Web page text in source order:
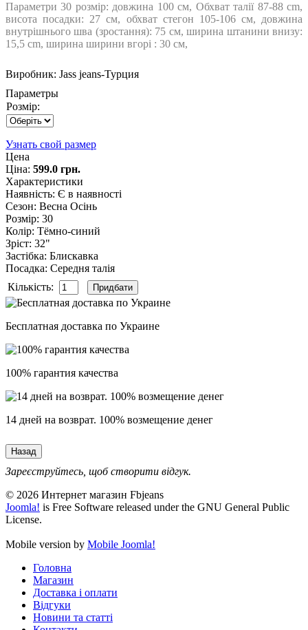
Параметри 30 розмір: довжина 100 см, Обхват талії 87-88 cm,
висота посадки: 27 см, обхват стегон 105-106 см, довжина
внутрішнього шва (зростання): 75 см, ширина штанини внизу:
15,5 cm, ширина ширини вгорі : 30 см,
Виробник: Jass jeans-Турция
Параметры
Розмір:
Узнать свой размер
Цена
Ціна: 599.0 грн.
Характеристики
Наявність: Є в наявності
Сезон: Весна Осінь
Розмір: 30
Колір: Тёмно-синий
Зріст: 32"
Застібка: Блискавка
Посадка: Середня талія
Кількість:
Бесплатная доставка по Украине
100% гарантия качества
14 дней на возврат. 100% возмещение денег
Зареєструйтесь, щоб створити відгук.
© 2026 Интернет магазин Fbjeans
Joomla! is Free Software released under the GNU General Public
License.
Mobile version by Mobile Joomla!
Головна
Магазин
Доставка і оплати
Відгуки
Новини та статті